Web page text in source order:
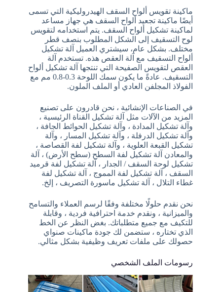
ماكينة تقويس ألواح السقف الهيدروليكية التي تسمى
أيضًا ماكينة تجعيد ألواح السقف هي جهاز مساعد
لماكينة تشكيل ألواح السقف. يتم استخدامه لتقويس
لوح التسقيف إلى الشكل المطلوب بنصف قطر
مختلف. بشكل عام، سيشتري العميل آلة تشكيل
ألواح التسقيف مع آلة العقص هذه. تستخدم آلة
العقص لتقويس الصفيحة التي تنتجها آلة تشكيل ألواح
التسقيف. عادةً ما يكون سمك اللوحة 0.3-0.8 مم مع
الفولاذ المجلفن العادي أو الملف الملون.
في الصناعات الإنشائية ، نحن قادرون على تصنيع
المزيد من الآلات مثل آلة تشكيل القناة الرئيسية ،
وآلة تشكيل المدادة ، وآلة تشكيل الحوائط الجافة ،
وآلة تشكيل الدرفلة ، وآلة تشكيل المسار ، وآلة
تشكيل القبعة العلوية ، وآلة تشكيل لفة القصاصة ،
والمعادن آلة تشكيل لفة السطح (سطح الأرض) ، آلة
تشكيل لوحة السقف / الجدار ، آلة تشكيل لفة قرميد
السقف ، آلة تشكيل لفة المموج ، آلة تشكيل لفة
غطاء التلال ، آلة تشكيل ماسورة التصريف ، إلخ.
نحن نقدم حلولًا مختلفة وفقًا لرسم العملاء والتسامح
والميزانية ، ونقدم خدمة احترافية فردية ، وقابلة
للتكيف مع جميع متطلباتك. بغض النظر عن الخط
الذي تختاره ، ستضمن لك جودة ماكينات صنواي
حصولك على ملفات تعريف وظيفية بشكل مثالي.
رسومات الملف الشخصي